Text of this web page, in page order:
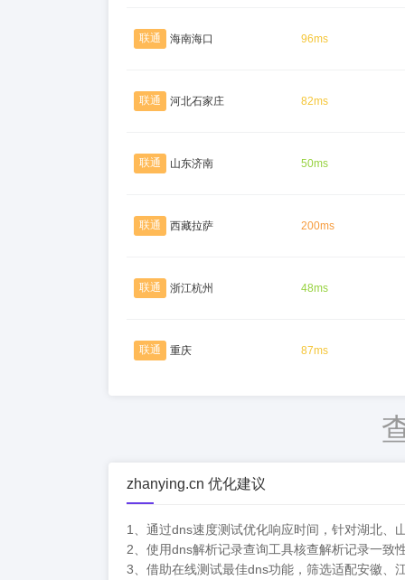
联通 海南海口 96ms
联通 河北石家庄 82ms
联通 山东济南 50ms
联通 西藏拉萨 200ms
联通 浙江杭州 48ms
联通 重庆 87ms
zhanying.cn 优化建议
1、通过dns速度测试优化响应时间，针对湖北、
2、使用dns解析记录查询工具核查解析记录一致
3、借助在线测试最佳dns功能，筛选适配安徽、